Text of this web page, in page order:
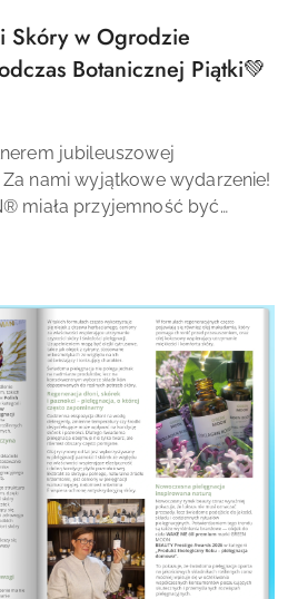
Skóry w Ogrodzie
Botanicznej Piątki💚
jubileuszowej
nami wyjątkowe wydarzenie!
miała przyjemność być
Ogrodzie Botaniczny...